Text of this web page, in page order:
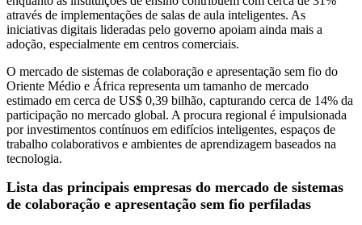
através de implementações de salas de aula inteligentes. As
iniciativas digitais lideradas pelo governo apoiam ainda mais a
adoção, especialmente em centros comerciais.
O mercado de sistemas de colaboração e apresentação sem fio do
Oriente Médio e África representa um tamanho de mercado
estimado em cerca de US$ 0,39 bilhão, capturando cerca de 14% da
participação no mercado global. A procura regional é impulsionada
por investimentos contínuos em edifícios inteligentes, espaços de
trabalho colaborativos e ambientes de aprendizagem baseados na
tecnologia.
Lista das principais empresas do mercado de sistemas
de colaboração e apresentação sem fio perfiladas